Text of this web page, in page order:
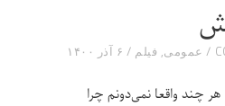
۶ آذر ۱۴۰۰ عمومی, فیلم
چند واقعا نمی‌دونم چرا